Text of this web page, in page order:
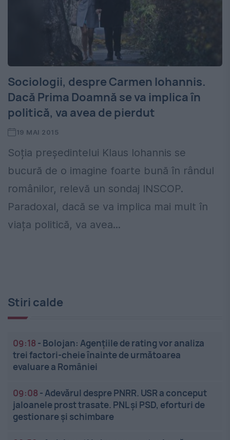
Sociologii, despre Carmen Iohannis.
Dacă Prima Doamnă se va implica în
politică, va avea de pierdut
19 MAI 2015
Soția președintelui Klaus Iohannis se
bucură de o imagine foarte bună în rândul
românilor, relevă un sondaj INSCOP.
Paradoxal, dacă se va implica mai mult în
viața politică, va avea...
Stiri calde
09:18 - Bolojan: Agențiile de rating vor analiza
trei factori-cheie înainte de următoarea
evaluare a României
09:08 -Adevărul despre PNRR. USR a conceput
jaloanele prost trasate. PNL și PSD, eforturi de
gestionare și schimbare